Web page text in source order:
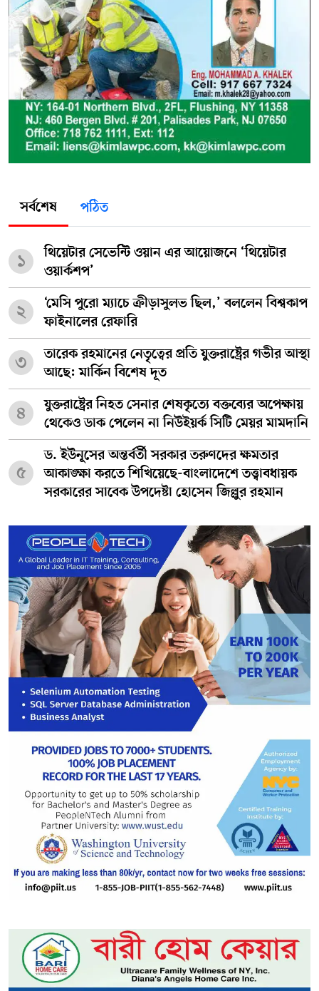
সর্বশেষ পঠিত
১
থিয়েটার সেভেন্টি ওয়ান এর আয়োজনে ‘থিয়েটার
ওয়ার্কশপ’
২
‘মেসি পুরো ম্যাচে ক্রীড়াসুলভ ছিল,’ বললেন বিশ্বকাপ
ফাইনালের রেফারি
৩
তারেক রহমানের নেতৃত্বের প্রতি যুক্তরাষ্ট্রের গভীর আস্থা
আছে: মার্কিন বিশেষ দূত
৪
যুক্তরাষ্ট্রের নিহত সেনার শেষকৃত্যে বক্তব্যের অপেক্ষায়
থেকেও ডাক পেলেন না নিউইয়র্ক সিটি মেয়র মামদানি
৫
ড. ইউনূসের অন্তর্বর্তী সরকার তরুণদের ক্ষমতার
আকাঙ্ক্ষা করতে শিখিয়েছে-বাংলাদেশে তত্ত্বাবধায়ক
সরকারের সাবেক উপদেষ্টা হোসেন জিল্লুর রহমান